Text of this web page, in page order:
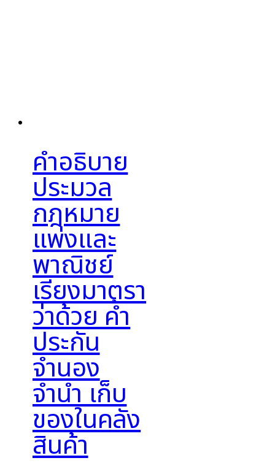
คำอธิบาย
ประมวล
กฎหมาย
แพ่งและ
พาณิชย์
เรียงมาตรา
ว่าด้วย ค้ำ
ประกัน
จำนอง
จำนำ เก็บ
ของในคลัง
สินค้า